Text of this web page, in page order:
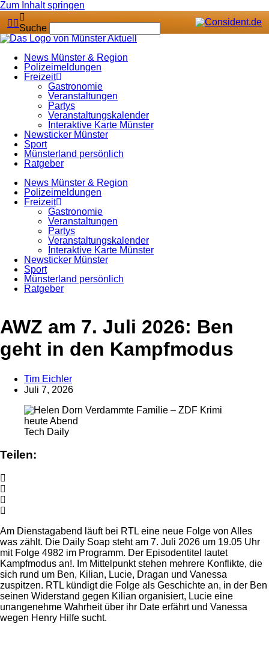
Zum Inhalt springen
Suche
News Münster & Region
Polizeimeldungen
Freizeit
Gastronomie
Veranstaltungen
Partys
Veranstaltungskalender
Interaktive Karte Münster
Newsticker Münster
Sport
Münsterland persönlich
Ratgeber
News Münster & Region
Polizeimeldungen
Freizeit
Gastronomie
Veranstaltungen
Partys
Veranstaltungskalender
Interaktive Karte Münster
Newsticker Münster
Sport
Münsterland persönlich
Ratgeber
Anzeige
AWZ am 7. Juli 2026: Ben
geht in den Kampfmodus
Tim Eichler
Juli 7, 2026
Tech Daily
Teilen:
Am Dienstagabend läuft bei RTL eine neue Folge von Alles
was zählt. Die Daily Soap steht am 7. Juli 2026 um 19.05 Uhr
mit Folge 4982 im Programm. Der Episodentitel lautet
Kampfmodus an!. Im Mittelpunkt stehen mehrere Konflikte, die
sich rund um Ben, Kilian, Lucie, Dragan und Vanessa
zuspitzen. RTL kündigt die Folge als Geschichte an, in der Ben
seinen Widerstand gegen Kilian organisiert, Lucie eine
unangenehme Wahrheit über ihr Date erfährt und Vanessa
wegen Henry Hilfe sucht.